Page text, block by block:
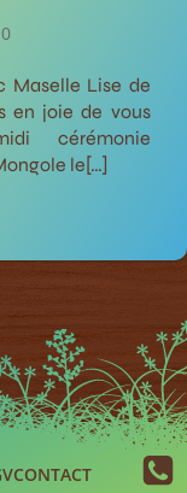
0
Maselle Lise de
en joie de vous
cérémonie
le[…]
CONTACT